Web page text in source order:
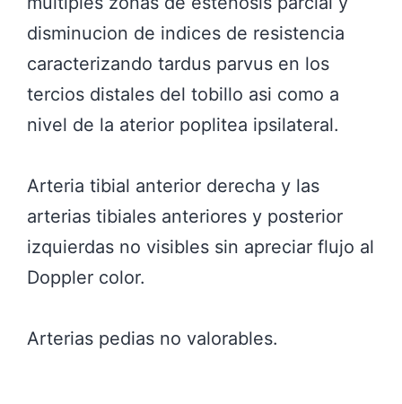
disminucion de indices de resistencia
caracterizando tardus parvus en los
tercios distales del tobillo asi como a
nivel de la aterior poplitea ipsilateral.
Arteria tibial anterior derecha y las
arterias tibiales anteriores y posterior
izquierdas no visibles sin apreciar flujo al
Doppler color.
Arterias pedias no valorables.